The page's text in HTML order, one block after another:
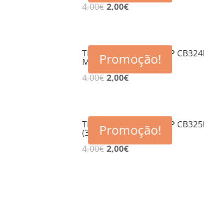
4,00€ 2,00€
Promoção!
Tinteiro compativel HP
MA (364XL)
4,00€ 2,00€
Promoção!
Tinteiro compativel HP
(364XL)
4,00€ 2,00€